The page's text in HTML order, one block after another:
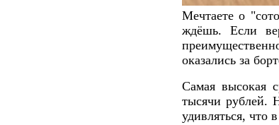
Мечтаете о
ждёшь. Если
оказались за
Самая высокая
тысячи
удивляться, что